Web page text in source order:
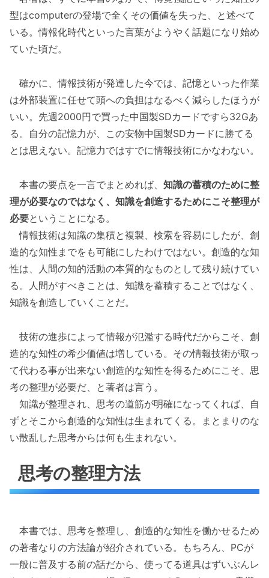
型はcomputerの登場で全くその価値を失った、と述べて
いる。情報化時代といった言葉がようやく話題になり始め
ていた頃だ。
確かに、情報技術が発達した今では、記憶といった作業
は外部装置に任せて頭への負担はなるべく減らしたほうが
いい。先週2000円で買った中国製SDカードですら32Gあ
る。自分の記憶力が、この安物中国製SDカードに勝てる
とは思えない。記憶力ではすでに情報技術にかなわない。
本書の要点を一言でまとめれば、 知識の蓄積のために整
理が必要なのではなく、知識を創造するためにこそ整理が
必要ということになる。
情報技術は知識の集積と複製、検索を容易にしたが、創
造的な知性までをも可能にしたわけではない。創造的な知
性は、人間の知的活動の本質的なものとして残り続けてい
る。人間がすべきことは、知識を蓄積することではなく、
知識を創造していくことだ。
技術の進歩によって情報が氾濫する時代だからこそ、創
造的な知性の希少価値は増している。その情報技術が取っ
て代わる事が出来ない創造的な知性を得るためにこそ、思
考の整理が必要だ、と著者は言う。
知識が整理され、思考の道筋が明確になってくれば、自
ずとそこから創造的な知性は生まれてくる。まとまりのな
い散乱した思考からは何も生まれない。
思考の整理方法
本書では、思考を整理し、創造的な知性を働かせるため
の著者なりの方法論が紹介されている。もちろん、PCが
一般に普及する前の話だから、使ってる道具はずいぶんレ